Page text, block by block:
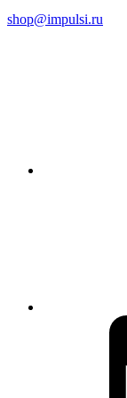
shop@impulsi.ru